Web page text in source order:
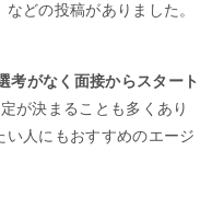
どの投稿がありました。
考がなく面接からスタート
が決まることも多くあり
人にもおすすめのエージ